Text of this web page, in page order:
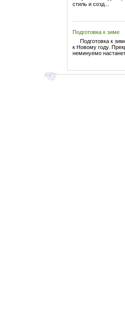
отзывов 0
стиль и созд...
Подготовка к зиме
Подготовка к
к Новому году.
неминуемо